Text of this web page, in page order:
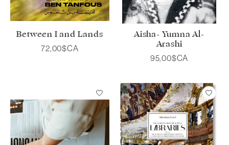
Between I and Lands
72,00$CA
Aisha- Yumna Al-
Arashi
95,00$CA